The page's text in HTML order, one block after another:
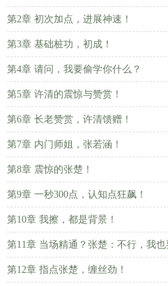
第2章 初次加点，进展神速！
第3章 基础桩功，初成！
第4章 请问，我要偷学你什么？
第5章 许清的震惊与赞赏！
第6章 长老赞赏，许清馈赠！
第7章 内门师姐，张若涵！
第8章 震惊的张楚！
第9章 一秒300点，认知点狂飙！
第10章 我擦，都是背景！
第11章 当场精通？张楚：不行，我也
第12章 指点张楚，缠丝劲！